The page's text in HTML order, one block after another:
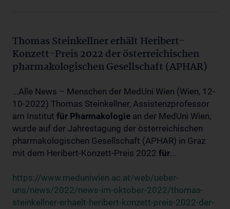
Thomas Steinkellner erhält Heribert-
Konzett-Preis 2022 der österreichischen
pharmakologischen Gesellschaft (APHAR)
...Alle News – Menschen der MedUni Wien (Wien, 12-
10-2022) Thomas Steinkellner, Assistenzprofessor
am Institut für Pharmakologie an der MedUni Wien,
wurde auf der Jahrestagung der österreichischen
pharmakologischen Gesellschaft (APHAR) in Graz
mit dem Heribert-Konzett-Preis 2022 für...
https://www.meduniwien.ac.at/web/ueber-
uns/news/2022/news-im-oktober-2022/thomas-
steinkellner-erhaelt-heribert-konzett-preis-2022-der-